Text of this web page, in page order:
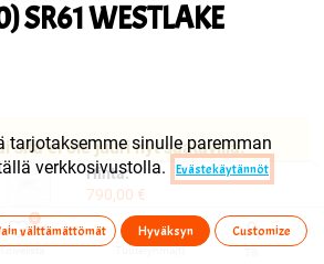
Hinta:
790,00 €
0
Tuoteryhmä(t)
SR61 WESTLAKE
sitä ei ole juuri nyt saatavilla.
tarjotaksemme sinulle paremman
verkkosivustolla.
Evästekäytännöt
välttämättömät Hyväksyn Customize